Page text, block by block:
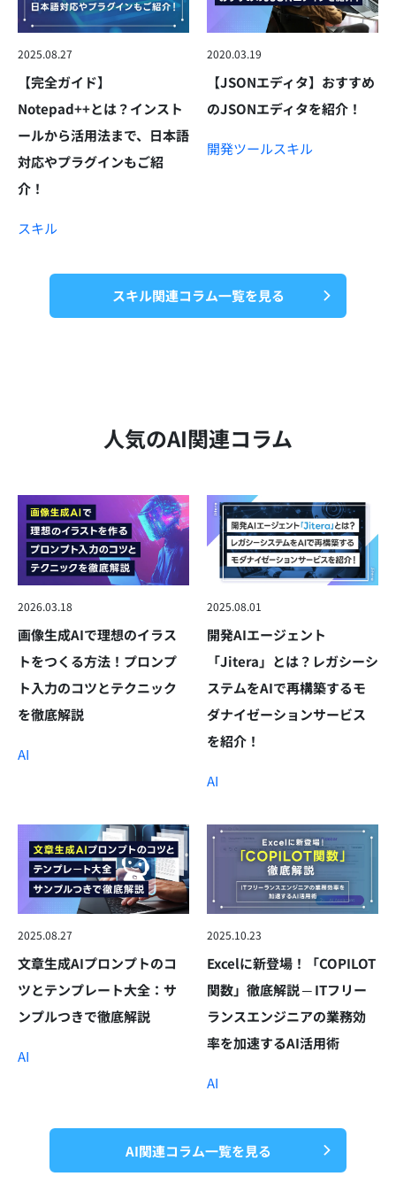
2025.08.27
【完全ガイド】
Notepad++とは？インスト
ールから活用法まで、日本語
対応やプラグインもご紹
介！
スキル
2020.03.19
【JSONエディタ】おすすめ
のJSONエディタを紹介！
開発ツールスキル
スキル関連コラム一覧を見る
人気のAI関連コラム
2026.03.18
画像生成AIで理想のイラス
トをつくる方法！プロンプ
ト入力のコツとテクニック
を徹底解説
AI
2025.08.01
開発AIエージェント
「Jitera」とは？レガシーシ
ステムをAIで再構築するモ
ダナイゼーションサービス
を紹介！
AI
2025.08.27
文章生成AIプロンプトのコ
ツとテンプレート大全：サ
ンプルつきで徹底解説
AI
2025.10.23
Excelに新登場！「COPILOT
関数」徹底解説 ─ ITフリー
ランスエンジニアの業務効
率を加速するAI活用術
AI
AI関連コラム一覧を見る